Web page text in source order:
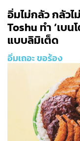
อิ่มไม่กลัว กลัว
Toshu ทำ ‘เบ
แบบลิมิเต็ด
อิ่มเถอะ ขอร้อง